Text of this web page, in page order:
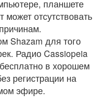
планшете
отсутствовать
Shazam для того
Радио Cassiopeia
в хорошем
регистрации на
эфире.